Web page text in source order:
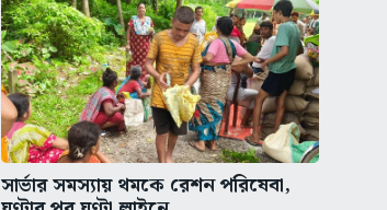
সার্ভার সমস্যায় থমকে রেশন পরিষেবা,